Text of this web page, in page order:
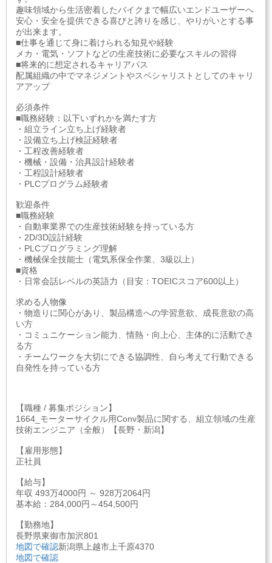
趣味領域から生活密着したバイクまで幅広いエンドユーザーへ
安心・安全を提供できる喜びと誇りを感じ、やりがいとする事
が出来ます。
■仕事を通じて身に着けられる知見や経験
メカ・電気・ソフトなどの生産技術に必要なスキルの習得
■将来的に想定されるキャリアパス
配属組織の中でマネジメントやスペシャリストとしてのキャリ
アアップ
必須条件
■職務経験：以下いずれかを満たす方
・組立ライン立ち上げ経験者
・設備立ち上げ検証経験者
・工程改善経験者
・機械・設備・治具設計経験者
・工程設計経験者
・PLCプログラム経験者
歓迎条件
■職務経験
・自動車業界での生産技術経験を持っている方
・2D/3D設計経験
・PLCプログラミング理解
・機械保全技能士（電気系保全作業、3級以上）
■資格
・日常会話レベルの英語力（目安：TOEICスコア600以上）
求める人物像
・物造りに関心があり、製品構造への学習意欲、成長意欲の高
い方
・コミュニケーション能力、情熱・向上心、主体的に活動でき
る方
・チームワークを大切にできる協調性、自ら考えて行動できる
自発性を持っている方
【職種 / 募集ポジション】
1664_モーターサイクル用Conv製品に関する、組立領域の生産
技術エンジニア（全般）【長野・新潟】
【雇用形態】
正社員
【給与】
年収 493万4000円 ～ 928万2064円
基本給：284,000円～454,500円
【勤務地】
長野県東御市加沢801
地図で確認新潟県上越市上千原4370
地図で確認